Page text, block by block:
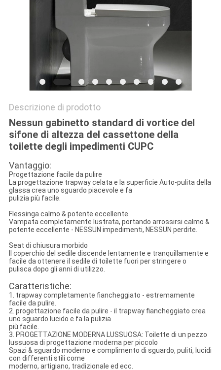
Descrizione di prodotto
Nessun gabinetto standard di vortice del
sifone di altezza del cassettone della
toilette degli impedimenti CUPC
Vantaggio:
Progettazione facile da pulire
La progettazione trapway celata e la superficie Auto-pulita della
glassa crea uno sguardo piacevole e fa
pulizia più facile.
Flessinga calmo & potente eccellente
Vampata completamente lustrata, portando arrossirsi calmo &
potente eccellente - NESSUN impedimenti, NESSUN perdite.
Seat di chiusura morbido
Il coperchio del sedile discende lentamente e tranquillamente e
facile da ottenere il sedile di toilette fuori per stringere o
pulisca dopo gli anni di utilizzo.
Caratteristiche:
1. trapway completamente fiancheggiato - estremamente
facile da pulire.
2. progettazione facile da pulire - il trapway fiancheggiato crea
uno sguardo lucido e fa la pulizia
più facile.
3. PROGETTAZIONE MODERNA LUSSUOSA: Toilette di un pezzo
lussuosa di progettazione moderna per piccolo
Spazi & sguardo moderno e complimento di sguardo, puliti, lucidi
con differenti stili come
moderno, artigiano, tradizionale ed ecc.